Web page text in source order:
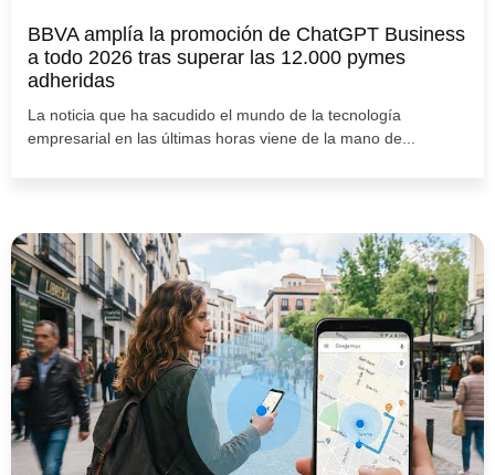
BBVA amplía la promoción de ChatGPT Business
a todo 2026 tras superar las 12.000 pymes
adheridas
La noticia que ha sacudido el mundo de la tecnología
empresarial en las últimas horas viene de la mano de...